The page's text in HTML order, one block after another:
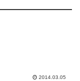
2014.03.05